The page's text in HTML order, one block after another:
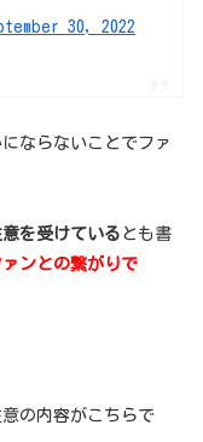
30, 2022
ならないことでファ
を受けている とも書
ァンとの繋がりで
の内容がこちらで